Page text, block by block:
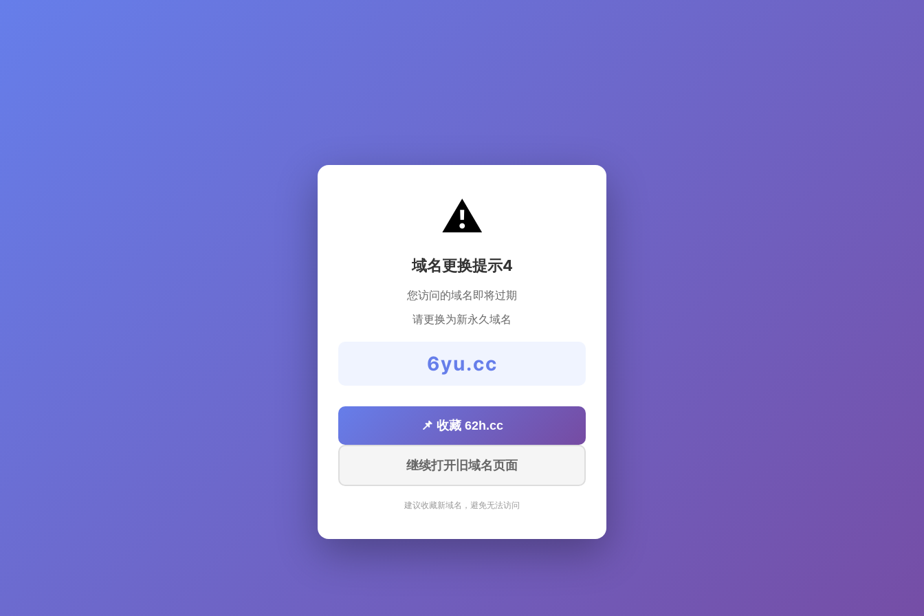
⚠️
域名更换提示4
您访问的域名即将过期
请更换为新永久域名
6yu.cc
📌 收藏 62h.cc
继续打开旧域名页面
建议收藏新域名，避免无法访问